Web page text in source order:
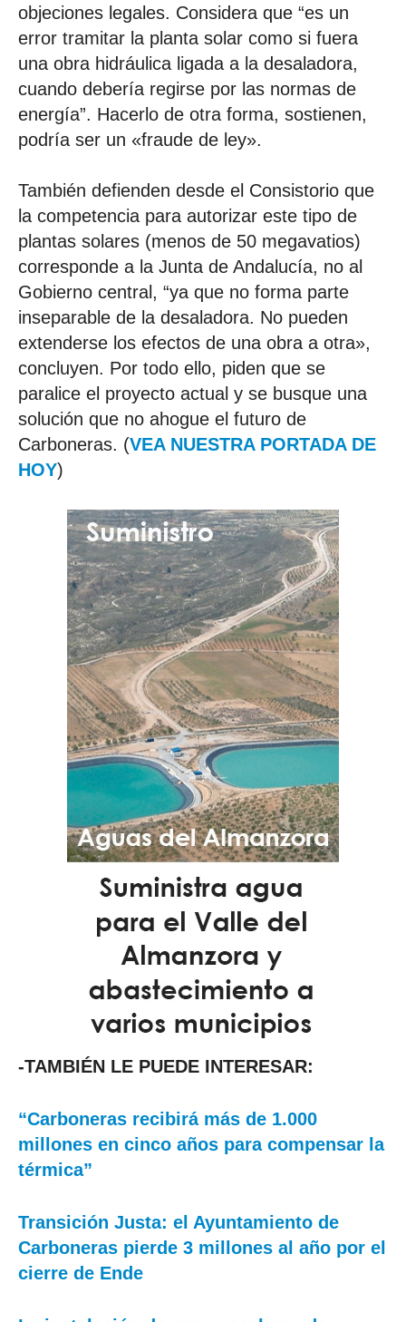
objeciones legales. Considera que “es un
error tramitar la planta solar como si fuera
una obra hidráulica ligada a la desaladora,
cuando debería regirse por las normas de
energía”. Hacerlo de otra forma, sostienen,
podría ser un «fraude de ley».
También defienden desde el Consistorio que
la competencia para autorizar este tipo de
plantas solares (menos de 50 megavatios)
corresponde a la Junta de Andalucía, no al
Gobierno central, “ya que no forma parte
inseparable de la desaladora. No pueden
extenderse los efectos de una obra a otra»,
concluyen. Por todo ello, piden que se
paralice el proyecto actual y se busque una
solución que no ahogue el futuro de
Carboneras. (VEA NUESTRA PORTADA DE
HOY)
-TAMBIÉN LE PUEDE INTERESAR:
“Carboneras recibirá más de 1.000
millones en cinco años para compensar la
térmica”
Transición Justa: el Ayuntamiento de
Carboneras pierde 3 millones al año por el
cierre de Ende